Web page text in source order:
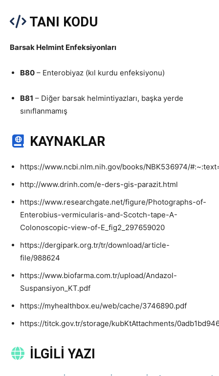
TANI KODU
Barsak Helmint Enfeksiyonları
B80 – Enterobiyaz (kıl kurdu enfeksiyonu)
B81 – Diğer barsak helmintiyazları, başka yerde
sınıflanmamış
KAYNAKLAR
https://www.ncbi.nlm.nih.gov/books/NBK536974/
http://www.drinh.com/e-ders-gis-parazit.html
https://www.researchgate.net/figure/Photographs-of-
Enterobius-vermicularis-and-Scotch-tape-A-
Colonoscopic-view-of-E_fig2_297659020
https://dergipark.org.tr/tr/download/article-
file/988624
https://www.biofarma.com.tr/upload/Andazol-
Suspansiyon_KT.pdf
https://myhealthbox.eu/web/cache/3746890.pdf
https://titck.gov.tr/storage/kubKtAttachments/
İLGİLİ YAZI